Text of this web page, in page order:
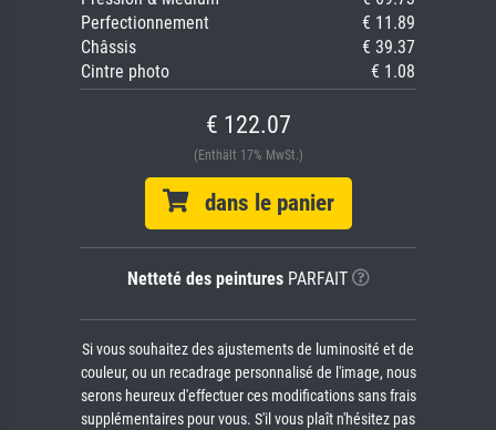
Perfectionnement
€ 11.89
Châssis
€ 39.37
Cintre photo
€ 1.08
€ 122.07
(Enthält 17% MwSt.)
dans le panier
Netteté des peinturesPARFAIT
Si vous souhaitez des ajustements de luminosité et de
couleur, ou un recadrage personnalisé de l'image, nous
serons heureux d'effectuer ces modifications sans frais
supplémentaires pour vous. S'il vous plaît n'hésitez pas